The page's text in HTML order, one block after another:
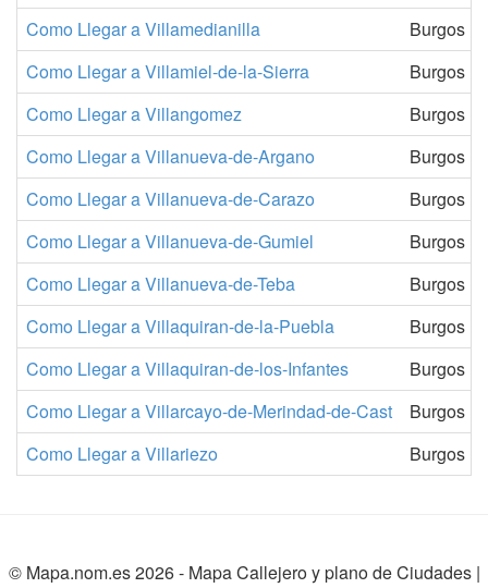
Como Llegar a Villamedianilla
Burgos
Como Llegar a Villamiel-de-la-Sierra
Burgos
Como Llegar a Villangomez
Burgos
Como Llegar a Villanueva-de-Argano
Burgos
Como Llegar a Villanueva-de-Carazo
Burgos
Como Llegar a Villanueva-de-Gumiel
Burgos
Como Llegar a Villanueva-de-Teba
Burgos
Como Llegar a Villaquiran-de-la-Puebla
Burgos
Como Llegar a Villaquiran-de-los-Infantes
Burgos
Como Llegar a Villarcayo-de-Merindad-de-Cast
Burgos
Como Llegar a Villariezo
Burgos
© Mapa.nom.es 2026 - Mapa Callejero y plano de Ciudades|